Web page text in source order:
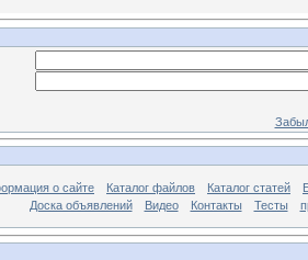
о сайте Каталог файлов Каталог статей
Доска объявлений
Видео Контакты Тесты